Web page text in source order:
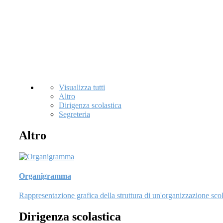
Visualizza tutti
Altro
Dirigenza scolastica
Segreteria
Altro
Organigramma
Rappresentazione grafica della struttura di un'organizzazione
Dirigenza scolastica